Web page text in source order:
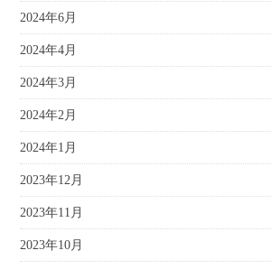
2024年6月
2024年4月
2024年3月
2024年2月
2024年1月
2023年12月
2023年11月
2023年10月